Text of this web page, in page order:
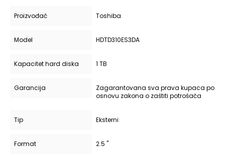
Proizvođač Toshiba
Model HDTD310ES3DA
Kapacitet hard diska 1 TB
Garancija
Zagarantovana sva prava kupaca po
osnovu zakona o zaštiti potrošača
Tip Eksterni
Format 2.5 "